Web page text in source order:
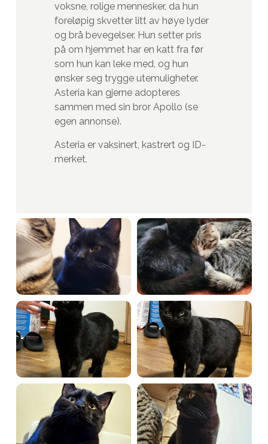
voksne, rolige mennesker, da hun
foreløpig skvetter litt av høye lyder
og brå bevegelser. Hun setter pris
på om hjemmet har en katt fra før
som hun kan leke med, og hun
ønsker seg trygge utemuligheter.
Asteria kan gjerne adopteres
sammen med sin bror Apollo (se
egen annonse).
Asteria er vaksinert, kastrert og ID-
merket.